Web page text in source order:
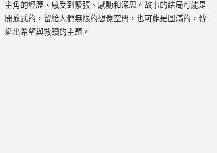
主角的經歷，感受到緊張、感動和深思。故事的結局可能是
開放式的，留給人們無限的想像空間，也可能是圓滿的，傳
遞出希望與救贖的主題。